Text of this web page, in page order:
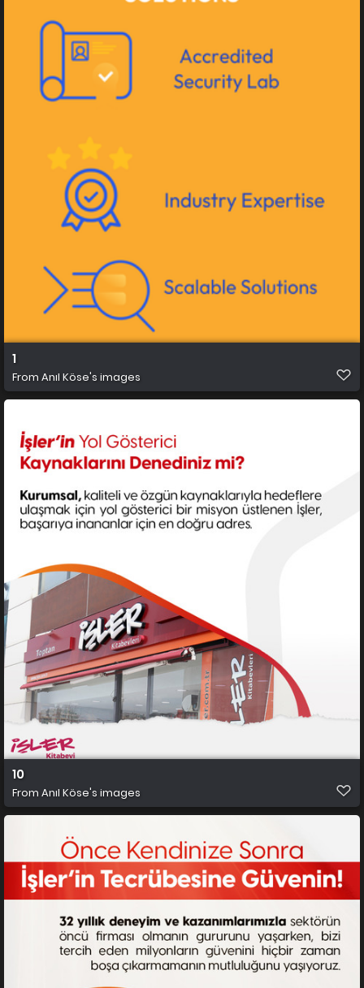
1
From Anıl Köse's images
10
From Anıl Köse's images